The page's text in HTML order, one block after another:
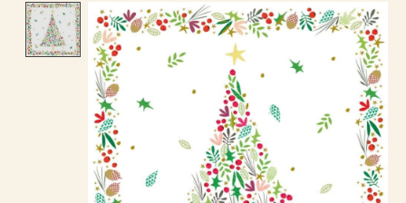
Product image slideshow Items